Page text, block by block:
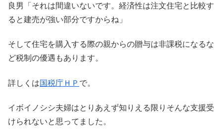
良男「それは間違いないです。経済性は注文住宅と比較す
ると建売が強い部分ですからね」
そして住宅を購入する際の親からの贈与は非課税になるな
ど税制の優遇もあります。
詳しくは国税庁ＨＰ で。
イボイノシシ夫婦はとりあえず知りえる限りそんな支援受
けられないと思ってました。